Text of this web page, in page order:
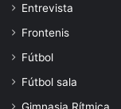
Entrevista
Frontenis
Fútbol
Fútbol sala